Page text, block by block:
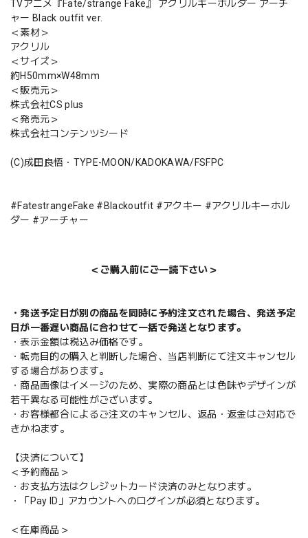
TVアニメ『Fate/strange Fake』 アクリルキーホルダー アーチ
ャー Black outfit ver.
＜素材＞
アクリル
＜サイズ＞
約H50mm×W48mm
＜販売元＞
株式会社CS plus
＜発売元＞
株式会社コンテンツシード
(C)成田良悟・TYPE-MOON/KADOKAWA/FSFPC
#FatestrangeFake #Blackoutfit #アクキー #アクリルキーホル
ダー #アーチャー
＜ご購入前にご一読下さい＞
・発送予定日が別の商品を同時に予約注文された場合、発送予定
日が一番遅い商品に合わせて一括で発送となります。
・表示金額は税込み価格です。
・転売目的の購入と判断した場合、当店判断にて注文キャンセル
する場合があります。
・商品画像はイメージのため、実際の商品とは色味やデザインが
若干異なる可能性がございます。
・お客様都合によるご注文のキャンセル、返品・返金はご対応で
きかねます。
【決済について】
＜予約商品＞
・お支払方法はクレジットカード決済のみとなります。
・「Pay ID」アカウントへのログインが必須となります。
＜在庫商品＞